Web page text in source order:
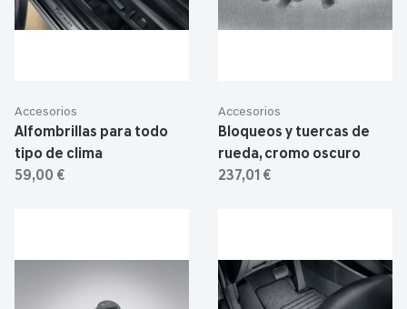
Accesorios
Alfombrillas para todo
tipo de clima
59,00 €
Accesorios
Bloqueos y tuercas de
rueda, cromo oscuro
237,01 €